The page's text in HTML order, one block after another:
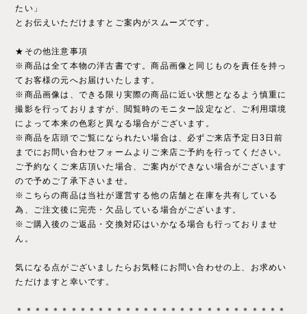
たい」
とお伝えいただけますとご案内がスムーズです。
★その他注意事項
※商品は全て本物の洋古書です。商品画像と同じものを責任を持っ
てお客様の元へお届けいたします。
※商品画像は、できる限り実際の商品に近い状態となるよう慎重に
撮影を行っておりますが、閲覧時のモニター設定など、ご利用環境
によって本来の色彩と異なる場合がございます。
※商品を店頭でご覧になられたい場合は、必ずご来店予定日3日前
までにお問い合わせフォームよりご来店ご予約を行ってください。
ご予約なくご来店頂いた場合、ご案内ができない場合がございます
ので予めご了承下さいませ。
※こちらの商品は当社が運営する他の店舗と在庫を共有している
為、ご注文後に完売・欠品している場合がございます。
※ご購入後のご返品・交換対応はいかなる場合も行っておりませ
ん。
気になる点がございましたらお気軽にお問い合わせの上、お求めい
ただけますと幸いです。
＊＊＊＊＊＊＊＊＊＊＊＊＊＊＊＊＊＊＊＊＊＊＊＊＊＊＊＊＊＊